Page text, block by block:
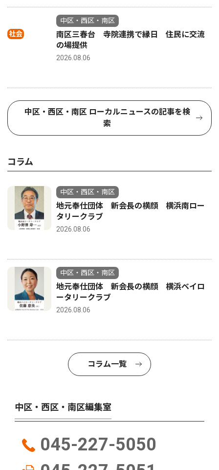
社会
中区・西区・南区
南区三春台 寺院連携で縁日 住民に交流
の場提供
2026.08.06
中区・西区・南区 ローカルニュースの記事を検
索
コラム
中区・西区・南区
地元奉仕団体 新会長の横顔 横浜南ロー
タリークラブ
2026.08.06
中区・西区・南区
地元奉仕団体 新会長の横顔 横浜ベイロ
ータリークラブ
2026.08.06
コラム一覧
中区・西区・南区編集室
045-227-5050